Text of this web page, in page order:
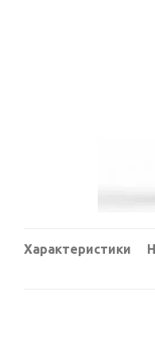
Характеристики